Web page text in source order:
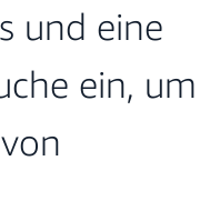
und eine
ein, um